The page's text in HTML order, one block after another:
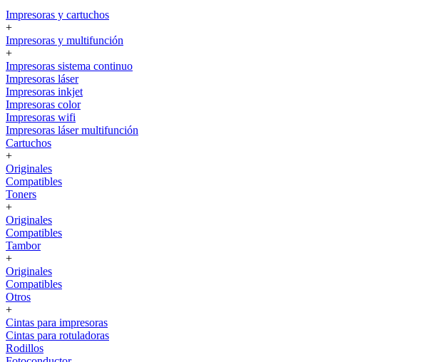
Impresoras y cartuchos
+
Impresoras y multifunción
+
Impresoras sistema continuo
Impresoras láser
Impresoras inkjet
Impresoras color
Impresoras wifi
Impresoras láser multifunción
Cartuchos
+
Originales
Compatibles
Toners
+
Originales
Compatibles
Tambor
+
Originales
Compatibles
Otros
+
Cintas para impresoras
Cintas para rotuladoras
Rodillos